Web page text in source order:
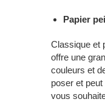
Papier
Classique et
offre une
couleurs et
poser et
vous